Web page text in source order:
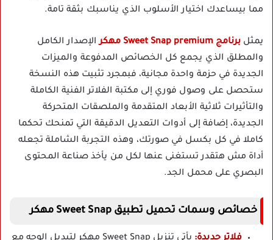
مما بيساعدك اختيار الأسلوب الذي يناسبك بثقة تامة.
يمثل برنامج Sweet Snap premium مهكر
الإصدار الكامل
والمطلق الذي يجمع كل الخصائص المدفوعة والميزات
الجديدة في حزمة واحدة مجانية، فبمجرد تثبيت هذه النسخة
ستحصل على وصول فوري إلى مكتبة الفلاتر الفنية الكاملة
والتأثيرات ثلاثية الأبعاد المتقدمة والملصقات المتحركة
الجديدة، إضافة إلى أدوات التعديل الدقيقة التي تمنحك تحكما
كاملا في كل بكسل في صورتك، وهذه التجربة الشاملة تجعله
أداة مش هتقدر تستغنى عنها لكل من يأخذ صناعة المحتوى
البصري على محمل الجد.
خصائص وسمات تحميل تطبيق Sweet Snap مهكر